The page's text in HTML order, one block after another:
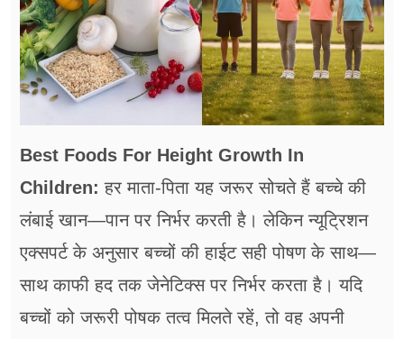
जॉब्स
शिक्षा
अन्य खबरें
Best Foods For Height Growth In
Children: हर माता-पिता यह जरूर सोचते हैं बच्चे की
लंबाई खान—पान पर निर्भर करती है। लेकिन न्यूट्रिशन
एक्सपर्ट के अनुसार बच्चों की हाईट सही पोषण के साथ—
साथ काफी हद तक जेनेटिक्स पर निर्भर करता है। यदि
बच्चों को जरूरी पोषक तत्व मिलते रहें, तो वह अपनी